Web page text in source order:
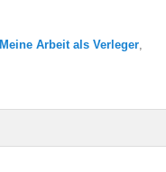
Meine Arbeit als Verleger,